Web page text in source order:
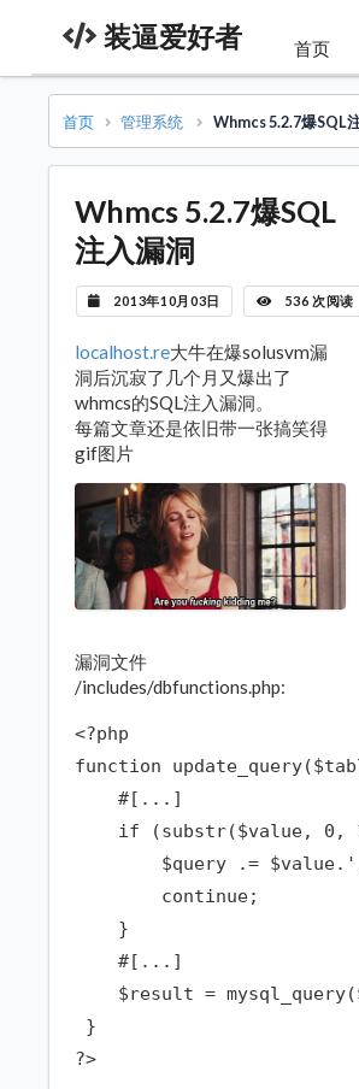
装逼爱好者 首页
首页 管理系统 Whmcs 5.2.7爆SQL
Whmcs 5.2.7爆SQL
注入漏洞
2013年10月03日 536 次阅读
localhost.re大牛在爆solusvm漏
洞后沉寂了几个月又爆出了
whmcs的SQL注入漏洞。
每篇文章还是依旧带一张搞笑得
gif图片
漏洞文件
/includes/dbfunctions.php:
<?php
function
    #[...]
if (substr($value, 0,
$query .=
        continue;
    }
    #[...]
$result =
}
?>